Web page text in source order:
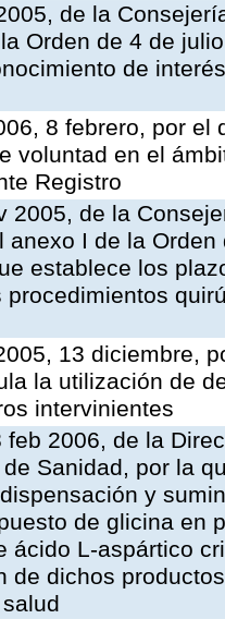
de la
Orden de 4 de
de
8 febrero, por
voluntad en el
Registro
2005, de la
anexo I de la
establece los
procedimientos
13 diciembre,
la utilización de
intervinientes
feb 2006, de la
Sanidad, por la
y
de glicina en
ácido L-aspártico
de dichos